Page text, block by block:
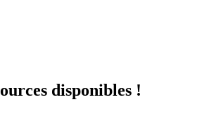
disponibles !